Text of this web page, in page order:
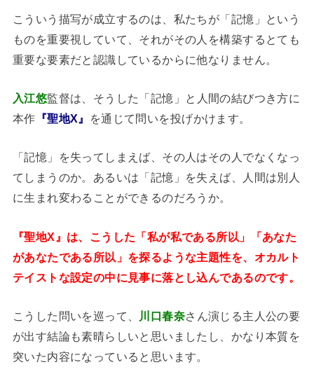
こういう描写が成立するのは、私たちが「記憶」という
ものを重要視していて、それがその人を構築するとても
重要な要素だと認識しているからに他なりません。
入江悠監督は、そうした「記憶」と人間の結びつき方に
本作 『聖地X』 を通じて問いを投げかけます。
「記憶」を失ってしまえば、その人はその人でなくなっ
てしまうのか。あるいは「記憶」を失えば、人間は別人
に生まれ変わることができるのだろうか。
『聖地X』は、こうした「私が私である所以」「あなた
があなたである所以」を探るような主題性を、オカルト
テイストな設定の中に見事に落とし込んであるのです。
こうした問いを巡って、 川口春奈さん演じる主人公の要
が出す結論も素晴らしいと思いましたし、かなり本質を
突いた内容になっていると思います。